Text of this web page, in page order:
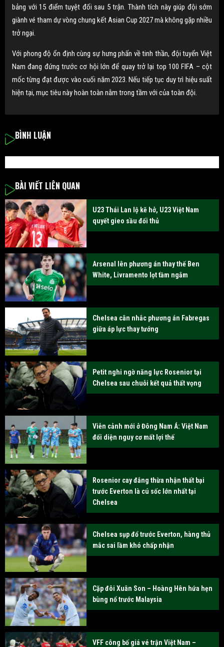
bảng với 15 điểm tuyệt đối sau 5 trận. Thành tích này giúp đội sớm
giành vé tham dự vòng chung kết Asian Cup 2027 mà không gặp nhiều
trở ngại.
Với phong độ ổn định cùng sự hưng phấn về tinh thần, đội tuyển Việt
Nam đang đứng trước cơ hội lớn để quay trở lại top 100 FIFA – cột
mốc từng đạt được vào cuối năm 2023. Nếu tiếp tục duy trì hiệu suất
hiện tại, mục tiêu này hoàn toàn nằm trong tầm với của toàn đội.
BÌNH LUẬN
BÀI VIẾT LIÊN QUAN
U23 Thái Lan lộ kẽ hở, U23 Việt Nam
quyết gieo sầu đối thủ
Arsenal lên phương án thay thế Ben
White, Livramento lọt tầm ngắm
Chelsea cân nhắc phương án Fabregas
giữa áp lực thay tướng
Petit nghi ngờ năng lực Rosenior tại
Chelsea sau chuỗi kết quả thất vọng
Viễn cảnh mới ở Đông Nam Á: Việt Nam
đối diện nguy cơ mất lợi thế
Rosenior cay đắng thừa nhận thất bại
trước Everton là cú sốc lớn nhất tại
Chelsea
Chelsea sụp đổ trước Everton, hàng thủ
mắc sai lầm khó chấp nhận
Cặp đôi Xuân Son – Hoàng Hên hứa hẹn
bùng nổ trước Malaysia
VFF công bố giá vé trận Việt Nam –